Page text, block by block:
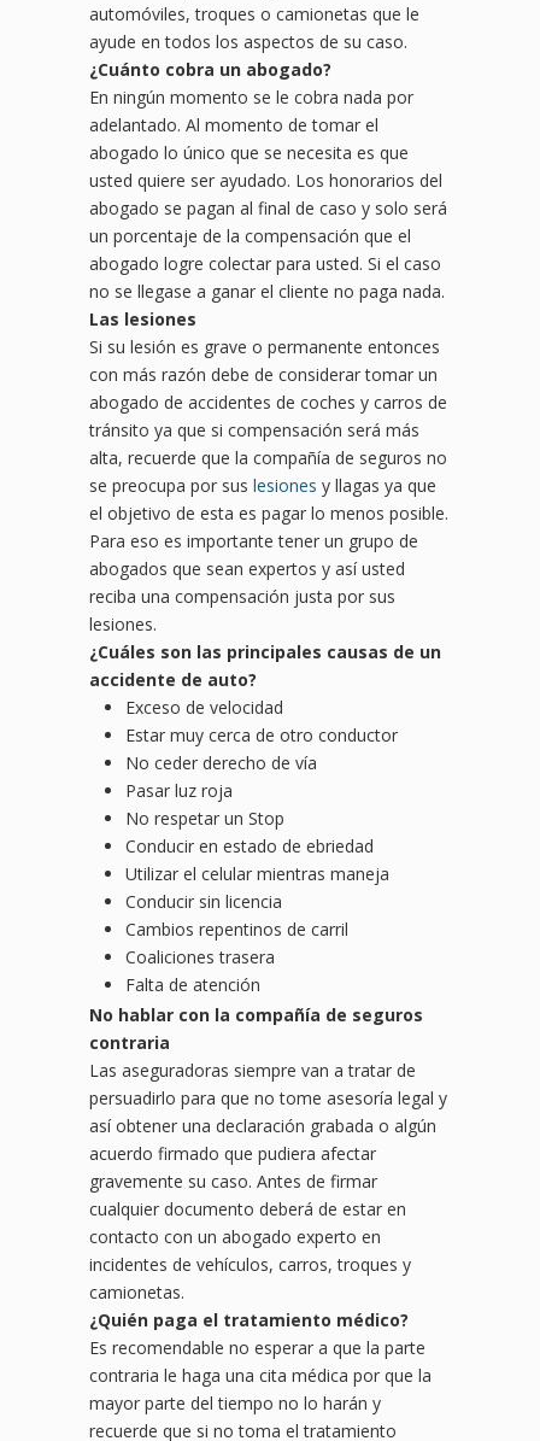
automóviles, troques o camionetas que le
ayude en todos los aspectos de su caso.
¿Cuánto cobra un abogado?
En ningún momento se le cobra nada por
adelantado. Al momento de tomar el
abogado lo único que se necesita es que
usted quiere ser ayudado. Los honorarios del
abogado se pagan al final de caso y solo será
un porcentaje de la compensación que el
abogado logre colectar para usted. Si el caso
no se llegase a ganar el cliente no paga nada.
Las lesiones
Si su lesión es grave o permanente entonces
con más razón debe de considerar tomar un
abogado de accidentes de coches y carros de
tránsito ya que si compensación será más
alta, recuerde que la compañía de seguros no
se preocupa por sus lesiones y llagas ya que
el objetivo de esta es pagar lo menos posible.
Para eso es importante tener un grupo de
abogados que sean expertos y así usted
reciba una compensación justa por sus
lesiones.
¿Cuáles son las principales causas de un
accidente de auto?
Exceso de velocidad
Estar muy cerca de otro conductor
No ceder derecho de vía
Pasar luz roja
No respetar un Stop
Conducir en estado de ebriedad
Utilizar el celular mientras maneja
Conducir sin licencia
Cambios repentinos de carril
Coaliciones trasera
Falta de atención
No hablar con la compañía de seguros
contraria
Las aseguradoras siempre van a tratar de
persuadirlo para que no tome asesoría legal y
así obtener una declaración grabada o algún
acuerdo firmado que pudiera afectar
gravemente su caso. Antes de firmar
cualquier documento deberá de estar en
contacto con un abogado experto en
incidentes de vehículos, carros, troques y
camionetas.
¿Quién paga el tratamiento médico?
Es recomendable no esperar a que la parte
contraria le haga una cita médica por que la
mayor parte del tiempo no lo harán y
recuerde que si no toma el tratamiento